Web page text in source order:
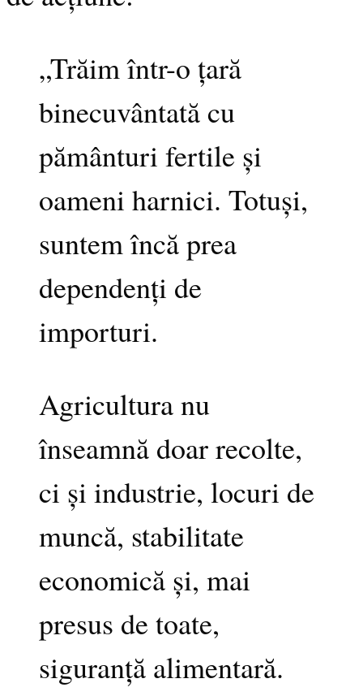
„Trăim într-o țară
binecuvântată cu
pământuri fertile și
oameni harnici. Totuși,
suntem încă prea
dependenți de
importuri.
Agricultura nu
înseamnă doar recolte,
ci și industrie, locuri de
muncă, stabilitate
economică și, mai
presus de toate,
siguranță alimentară.